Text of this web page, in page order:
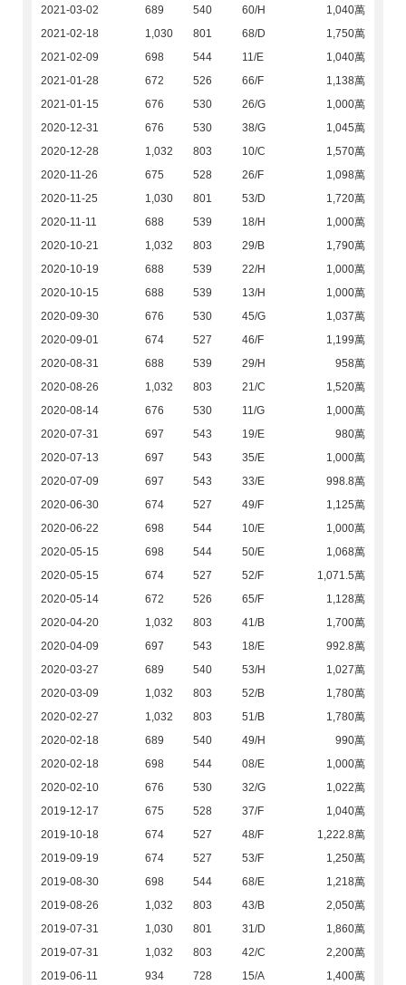
2021-03-02 689 540 60/H
1,040萬
2021-02-18
1,030 801 68/D
1,750萬
2021-02-09
698 544 11/E
1,040萬
2021-01-28
672 526 66/F
1,138萬
2021-01-15
676 530 26/G
1,000萬
2020-12-31
676 530 38/G
1,045萬
2020-12-28
1,032 803 10/C
1,570萬
2020-11-26
675 528 26/F
1,098萬
2020-11-25
1,030 801 53/D
1,720萬
2020-11-11
688 539 18/H
1,000萬
2020-10-21
1,032 803 29/B
1,790萬
2020-10-19
688 539 22/H
1,000萬
2020-10-15
688 539 13/H
1,000萬
2020-09-30
676 530 45/G
1,037萬
2020-09-01
674 527 46/F
1,199萬
2020-08-31
688 539 29/H
958萬
2020-08-26
1,032 803 21/C
1,520萬
2020-08-14
676 530 11/G
1,000萬
2020-07-31
697 543 19/E
980萬
2020-07-13
697 543 35/E
1,000萬
2020-07-09
697 543 33/E
998.8萬
2020-06-30
674 527 49/F
1,125萬
2020-06-22
698 544 10/E
1,000萬
2020-05-15
698 544 50/E
1,068萬
2020-05-15
674 527 52/F
1,071.5萬
2020-05-14
672 526 65/F
1,128萬
2020-04-20
1,032 803 41/B
1,700萬
2020-04-09
697 543 18/E
992.8萬
2020-03-27
689 540 53/H
1,027萬
2020-03-09
1,032 803 52/B
1,780萬
2020-02-27
1,032 803 51/B
1,780萬
2020-02-18
689 540 49/H
990萬
2020-02-18
698 544 08/E
1,000萬
2020-02-10
676 530 32/G
1,022萬
2019-12-17
675 528 37/F
1,040萬
2019-10-18
674 527 48/F
1,222.8萬
2019-09-19
674 527 53/F
1,250萬
2019-08-30
698 544 68/E
1,218萬
2019-08-26
1,032 803 43/B
2,050萬
2019-07-31
1,030 801 31/D
1,860萬
2019-07-31
1,032 803 42/C
2,200萬
2019-06-11
934 728 15/A
1,400萬